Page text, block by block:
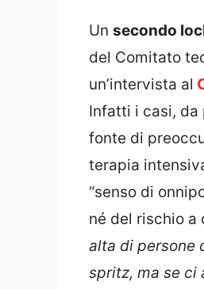
Un secondo
del Comitato
un’intervista al
Infatti i casi, da
fonte di
terapia
“senso di
né del rischio a
alta di persone
spritz, ma se ci